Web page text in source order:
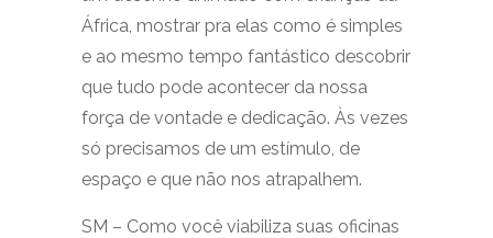
África, mostrar pra elas como é simples
e ao mesmo tempo fantástico descobrir
que tudo pode acontecer da nossa
força de vontade e dedicação. Às vezes
só precisamos de um estímulo, de
espaço e que não nos atrapalhem.
SM – Como você viabiliza suas oficinas